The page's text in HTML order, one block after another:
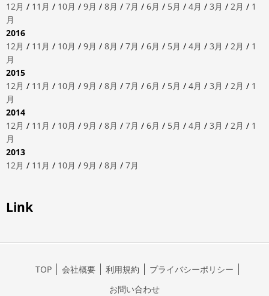
12月 / 11月 / 10月 / 9月 / 8月 / 7月 / 6月 / 5月 / 4月 / 3月 / 2月 / 1
月
2016
12月 / 11月 / 10月 / 9月 / 8月 / 7月 / 6月 / 5月 / 4月 / 3月 / 2月 / 1
月
2015
12月 / 11月 / 10月 / 9月 / 8月 / 7月 / 6月 / 5月 / 4月 / 3月 / 2月 / 1
月
2014
12月 / 11月 / 10月 / 9月 / 8月 / 7月 / 6月 / 5月 / 4月 / 3月 / 2月 / 1
月
2013
12月 / 11月 / 10月 / 9月 / 8月 / 7月
Link
TOP 会社概要 利用規約
プライバシーポリシー
お問い合わせ